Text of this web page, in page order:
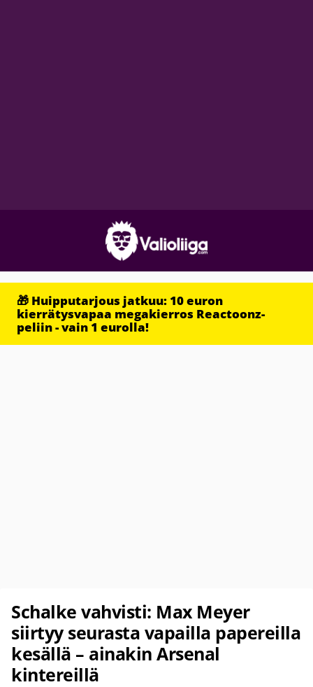
🎁 Huipputarjous jatkuu: 10 euron
kierrätysvapaa megakierros Reactoonz-
peliin - vain 1 eurolla!
Schalke vahvisti: Max Meyer
siirtyy seurasta vapailla papereilla
kesällä – ainakin Arsenal
kintereillä